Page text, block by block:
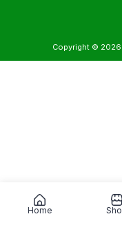
Copyright © 2026
Home